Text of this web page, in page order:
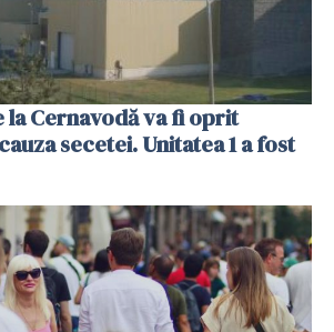
la Cernavodă va fi oprit
secetei. Unitatea 1 a fost